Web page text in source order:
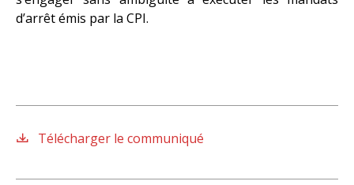
d’arrêt émis par la CPI.
Télécharger le communiqué